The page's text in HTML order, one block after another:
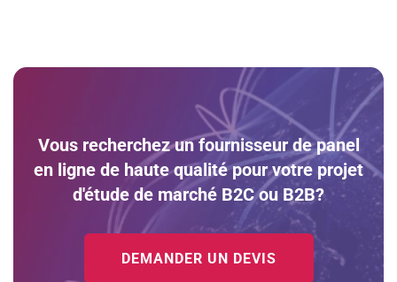
Vous recherchez un fournisseur de panel
en ligne de haute qualité pour votre projet
d'étude de marché B2C ou B2B?
DEMANDER UN DEVIS